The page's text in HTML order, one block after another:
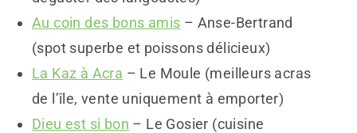
Au coin des bons amis – Anse-Bertrand
(spot superbe et poissons délicieux)
La Kaz à Acra – Le Moule (meilleurs acras
de l’île, vente uniquement à emporter)
Dieu est si bon – Le Gosier (cuisine